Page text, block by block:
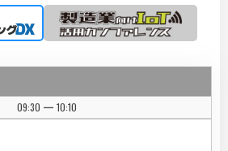
09:30
| 10:10